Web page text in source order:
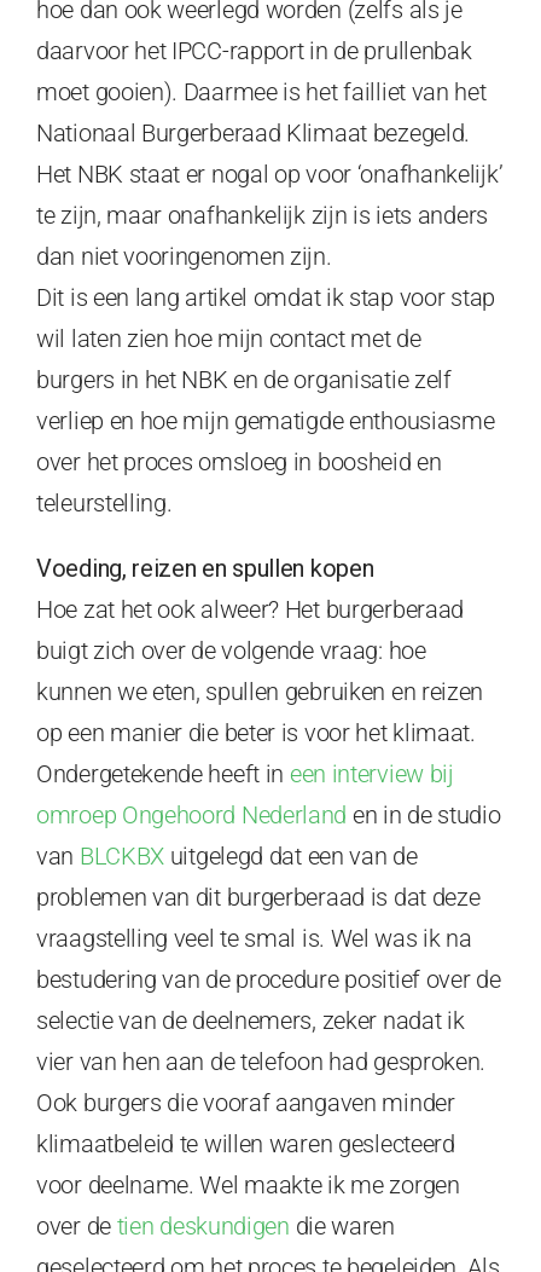
hoe dan ook weerlegd worden (zelfs als je
daarvoor het IPCC-rapport in de prullenbak
moet gooien). Daarmee is het failliet van het
Nationaal Burgerberaad Klimaat bezegeld.
Het NBK staat er nogal op voor ‘onafhankelijk’
te zijn, maar onafhankelijk zijn is iets anders
dan niet vooringenomen zijn.
Dit is een lang artikel omdat ik stap voor stap
wil laten zien hoe mijn contact met de
burgers in het NBK en de organisatie zelf
verliep en hoe mijn gematigde enthousiasme
over het proces omsloeg in boosheid en
teleurstelling.
Voeding, reizen en spullen kopen
Hoe zat het ook alweer? Het burgerberaad
buigt zich over de volgende vraag: hoe
kunnen we eten, spullen gebruiken en reizen
op een manier die beter is voor het klimaat.
Ondergetekende heeft in een interview bij
omroep Ongehoord Nederland en in de studio
van BLCKBX uitgelegd dat een van de
problemen van dit burgerberaad is dat deze
vraagstelling veel te smal is. Wel was ik na
bestudering van de procedure positief over de
selectie van de deelnemers, zeker nadat ik
vier van hen aan de telefoon had gesproken.
Ook burgers die vooraf aangaven minder
klimaatbeleid te willen waren geslecteerd
voor deelname. Wel maakte ik me zorgen
over de tien deskundigen die waren